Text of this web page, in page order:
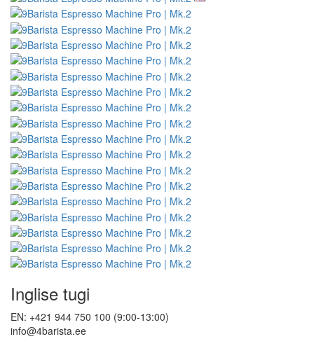
Inglise tugi
EN: +421 944 750 100 (9:00-13:00)
info@4barista.ee